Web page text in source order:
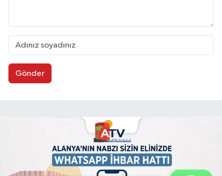
Gönder